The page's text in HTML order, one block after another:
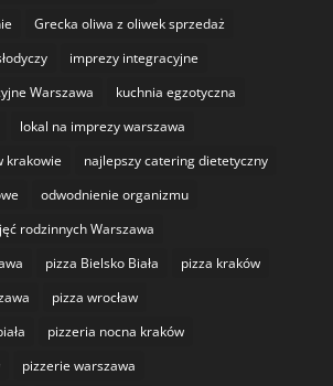
Grecka oliwa z oliwek sprzedaż
imprezy integracyjne
Warszawa
kuchnia egzotyczna
lokal na imprezy warszawa
krakowie
najlepszy catering dietetyczny
odwodnienie organizmu
rodzinnych Warszawa
pizza Bielsko Biała
pizza kraków
pizza wrocław
pizzeria nocna kraków
pizzerie warszawa